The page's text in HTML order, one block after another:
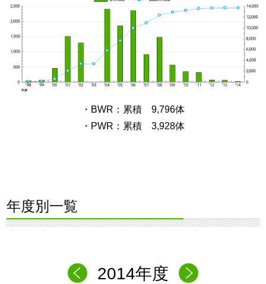
・BWR：累積 9,796体
・PWR：累積 3,928体
年度別一覧
2014年度